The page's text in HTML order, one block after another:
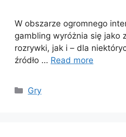
W obszarze ogromnego
gambling wyróżnia się jako
rozrywki, jak i – dla
źródło … Read more
Categories
Gry